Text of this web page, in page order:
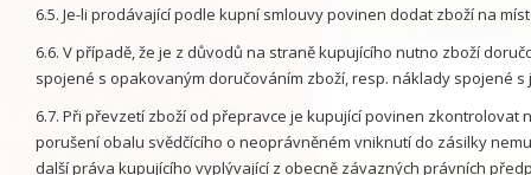
6.5. Je-li prodávající podle kupní smlouvy povinen dodat zboží na
6.6. V případě, že je z důvodů na straně kupujícího nutno zboží
spojené s opakovaným doručováním zboží, resp. náklady spojené
6.7. Při převzetí zboží od přepravce je kupující povinen
porušení obalu svědčícího o neoprávněném vniknutí do zásilky
další práva kupujícího vyplývající z obecně závazných právních